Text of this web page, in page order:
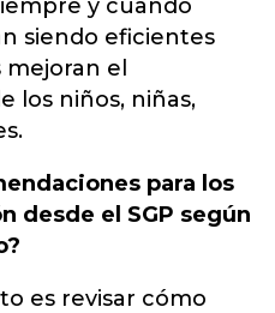
y cuando
siendo eficientes
el
los niños, niñas,
para los
desde el SGP según
es revisar cómo